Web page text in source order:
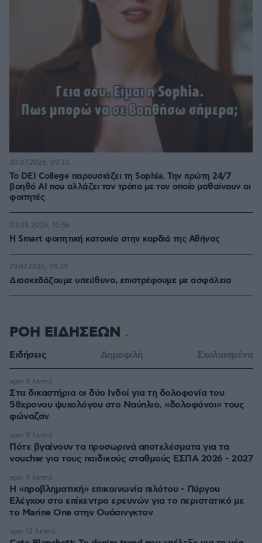
Το DEI College παρουσιάζει τη Sophia. Την πρώτη 24/7
βοηθό AI που αλλάζει τον τρόπο με τον οποίο μαθαίνουν οι
φοιτητές
30.07.2026, 09:33
Η Smart φοιτητική κατοικία στην καρδιά της Αθήνας
03.08.2026, 10:56
Διασκεδάζουμε υπεύθυνα, επιστρέφουμε με ασφάλεια
29.07.2026, 09:39
ΡΟΗ ΕΙΔΗΣΕΩΝ
Ειδήσεις Δημοφιλή Σχολιασμένα
Στα δικαστήρια οι δύο Ινδοί για τη δολοφονία του
58χρονου ψυχολόγου στο Ναύπλιο, «δολοφόνοι» τους
φώναζαν
πριν 6 λεπτά
Πότε βγαίνουν τα προσωρινά αποτελέσματα για τα
voucher για τους παιδικούς σταθμούς ΕΣΠΑ 2026 - 2027
πριν 9 λεπτά
Η «προβληματική» επικοινωνία πιλότου - Πύργου
Ελέγχου στο επίκεντρο ερευνών για το περιστατικό με
το Marine One στην Ουάσινγκτον
πριν 9 λεπτά
πριν 12 λεπτά